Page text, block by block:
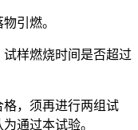
引燃。
样燃烧时间是否超过
，须再进行两组试
通过本试验。